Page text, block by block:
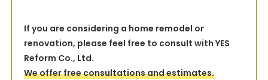
If you are considering a home remodel or
renovation, please feel free to consult with YES
Reform Co., Ltd.
We offer free consultations and estimates.